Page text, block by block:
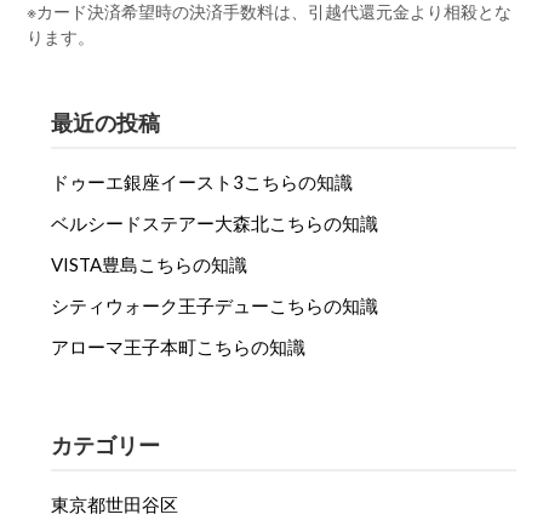
※カード決済希望時の決済手数料は、引越代還元金より相殺とな
ります。
最近の投稿
ドゥーエ銀座イースト3こちらの知識
ベルシードステアー大森北こちらの知識
VISTA豊島こちらの知識
シティウォーク王子デューこちらの知識
アローマ王子本町こちらの知識
カテゴリー
東京都世田谷区